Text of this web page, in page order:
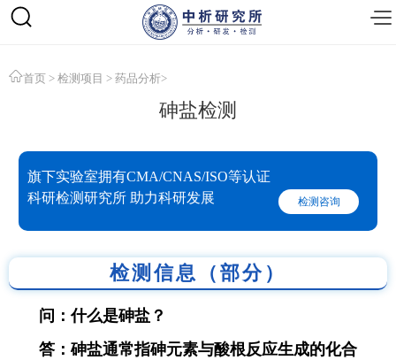
首页 > 检测项目 > 药品分析>
砷盐检测
旗下实验室拥有CMA/CNAS/ISO等认证
科研检测研究所 助力科研发展
检测咨询
检测信息（部分）
问：什么是砷盐？
答：砷盐通常指砷元素与酸根反应生成的化合